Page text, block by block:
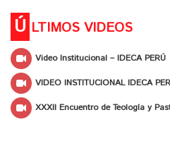
Ú LTIMOS VIDEOS
Video Institucional – IDECA PERÚ
VIDEO INSTITUCIONAL IDECA
XXXII Encuentro de Teología y